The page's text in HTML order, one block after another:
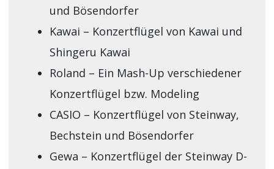
und Bösendorfer
Kawai – Konzertflügel von Kawai und
Shingeru Kawai
Roland – Ein Mash-Up verschiedener
Konzertflügel bzw. Modeling
CASIO – Konzertflügel von Steinway,
Bechstein und Bösendorfer
Gewa – Konzertflügel der Steinway D-